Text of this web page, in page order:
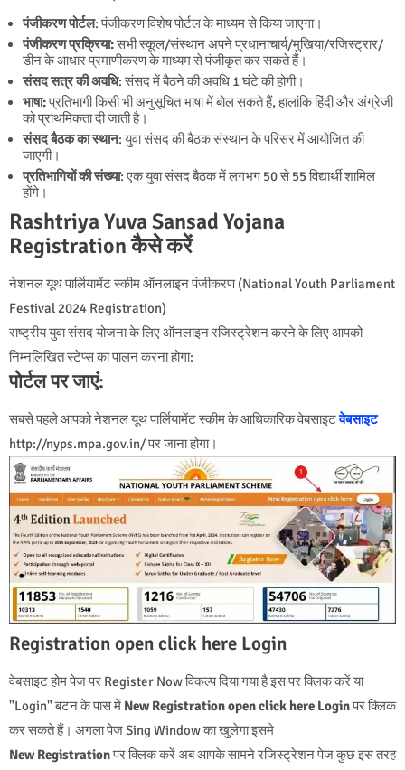
पंजीकरण पोर्टल: पंजीकरण विशेष पोर्टल के माध्यम से किया जाएगा।
पंजीकरण प्रक्रिया:सभी स्कूल/संस्थान अपने प्रधानाचार्य/मुखिया/रजिस्ट्रार/
डीन के आधार प्रमाणीकरण के माध्यम से पंजीकृत कर सकते हैं।
संसद सत्र की अवधि: संसद में बैठने की अवधि 1 घंटे की होगी।
भाषा:प्रतिभागी किसी भी अनुसूचित भाषा में बोल सकते हैं, हालांकि हिंदी और अंग्रेजी
को प्राथमिकता दी जाती है।
संसद बैठक का स्थान: युवा संसद की बैठक संस्थान के परिसर में आयोजित की
जाएगी।
प्रतिभागियों की संख्या: एक युवा संसद बैठक में लगभग 50 से 55 विद्यार्थी शामिल
होंगे।
Rashtriya Yuva Sansad Yojana
Registration कैसे करें
नेशनल यूथ पार्लियामेंट स्कीम ऑनलाइन पंजीकरण (National Youth Parliament
Festival 2024 Registration)
राष्ट्रीय युवा संसद योजना के लिए ऑनलाइन रजिस्ट्रेशन करने के लिए आपको
निम्नलिखित स्टेप्स का पालन करना होगा:
पोर्टल पर जाएं:
सबसे पहले आपको नेशनल यूथ पार्लियामेंट स्कीम के आधिकारिक वेबसाइटवेबसाइट
http://nyps.mpa.gov.in/ पर जाना होगा।
Registration open click here Login
वेबसाइट होम पेज पर Register Now विकल्प दिया गया है इस पर क्लिक करें या
"Login" बटन के पास में New Registration open click here Loginपर क्लिक
कर सकते हैं। अगला पेज Sing Window का खुलेगा इसमे
New Registrationपर क्लिक करें अब आपके सामने रजिस्ट्रेशन पेज कुछ इस तरह